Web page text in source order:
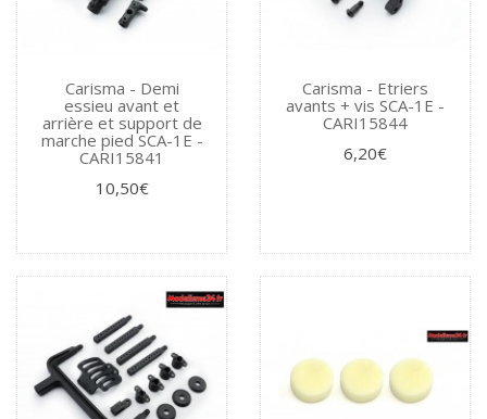
Carisma - Demi
essieu avant et
arrière et support de
marche pied SCA-1E -
CARI15841
10,50€
Carisma - Etriers
avants + vis SCA-1E -
CARI15844
6,20€